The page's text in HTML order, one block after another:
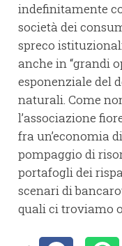
indefinitamente
società dei
spreco
anche in “grandi
esponenziale del
naturali. Come
l’associazione
fra un’economia
pompaggio di
portafogli dei
scenari di
quali ci troviamo